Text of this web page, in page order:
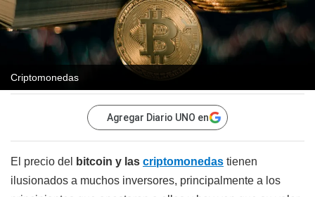
Criptomonedas
Agregar Diario UNO en
El precio del bitcoin y las criptomonedas tienen
ilusionados a muchos inversores, principalmente a los